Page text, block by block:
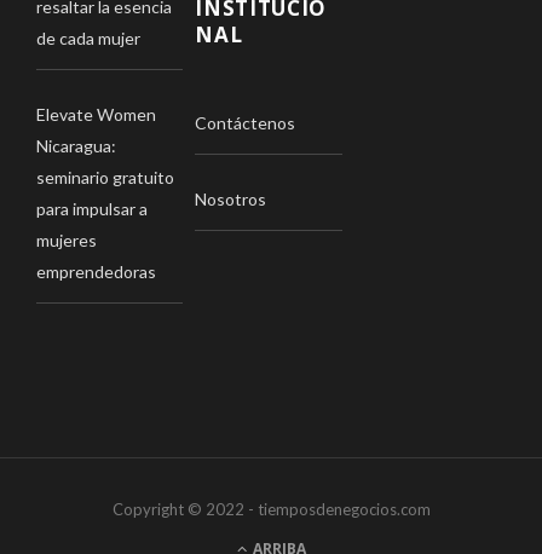
resaltar la esencia
de cada mujer
Elevate Women
Nicaragua:
seminario gratuito
para impulsar a
mujeres
emprendedoras
INSTITUCIO
NAL
Contáctenos
Nosotros
Copyright © 2022 - tiemposdenegocios.com
ARRIBA